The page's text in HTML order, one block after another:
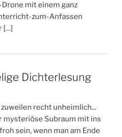
mit einem ganz
zum-Anfassen
[…]
Dichterlesung
recht unheimlich...
mysteriöse Subraum mit ins
sein, wenn man am Ende